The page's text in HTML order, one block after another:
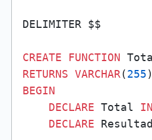
DELIMITER $$
CREATE FUNCTION
RETURNS VARCHAR(255
BEGIN
DECLARE Total
DECLARE